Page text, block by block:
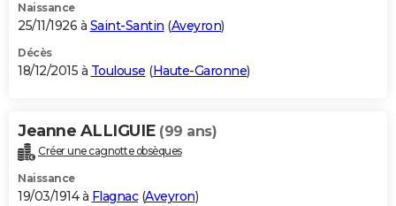
Naissance
25/11/1926 à Saint-Santin (Aveyron)
Décès
18/12/2015 à Toulouse (Haute-Garonne)
Jeanne ALLIGUIE (99 ans)
Créer une cagnotte obsèques
Naissance
19/03/1914 à Flagnac(Aveyron)